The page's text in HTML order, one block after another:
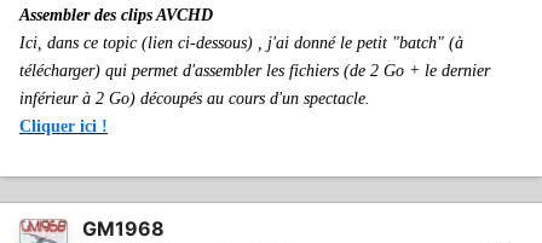
Assembler des clips AVCHD
Ici, dans ce topic (lien ci-dessous) , j'ai donné le petit "batch" (à
télécharger) qui permet d'assembler les fichiers (de 2 Go + le dernier
inférieur à 2 Go) découpés au cours d'un spectacle.
Cliquer ici !
GM1968